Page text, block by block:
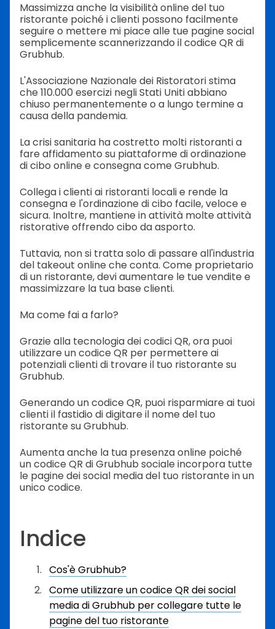
Massimizza anche la visibilità online del tuo
ristorante poiché i clienti possono facilmente
seguire o mettere mi piace alle tue pagine social
semplicemente scannerizzando il codice QR di
Grubhub.
L'Associazione Nazionale dei Ristoratori stima
che 110.000 esercizi negli Stati Uniti abbiano
chiuso permanentemente o a lungo termine a
causa della pandemia.
La crisi sanitaria ha costretto molti ristoranti a
fare affidamento su piattaforme di ordinazione
di cibo online e consegna come Grubhub.
Collega i clienti ai ristoranti locali e rende la
consegna e l'ordinazione di cibo facile, veloce e
sicura. Inoltre, mantiene in attività molte attività
ristorative offrendo cibo da asporto.
Tuttavia, non si tratta solo di passare all'industria
del takeout online che conta. Come proprietario
di un ristorante, devi aumentare le tue vendite e
massimizzare la tua base clienti.
Ma come fai a farlo?
Grazie alla tecnologia dei codici QR, ora puoi
utilizzare un codice QR per permettere ai
potenziali clienti di trovare il tuo ristorante su
Grubhub.
Generando un codice QR, puoi risparmiare ai tuoi
clienti il fastidio di digitare il nome del tuo
ristorante su Grubhub.
Aumenta anche la tua presenza online poiché
un codice QR di Grubhub sociale incorpora tutte
le pagine dei social media del tuo ristorante in un
unico codice.
Indice
Cos'è Grubhub?
Come utilizzare un codice QR dei social
media di Grubhub per collegare tutte le
pagine del tuo ristorante